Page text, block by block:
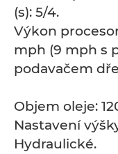
(s): 5/4.
Výkon
mph (9 mph s
podavačem
Objem oleje:
Nastavení
Hydraulické.